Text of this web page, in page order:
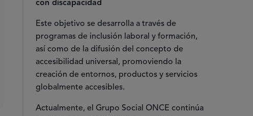
con discapacidad
Este objetivo se desarrolla a través de
programas de inclusión laboral y formación,
así como de la difusión del concepto de
accesibilidad universal, promoviendo la
creación de entornos, productos y servicios
globalmente accesibles.
Actualmente, el Grupo Social ONCE continúa